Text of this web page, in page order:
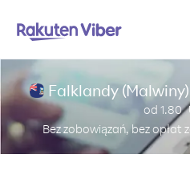
Falklandy
od 1.80
Bez zobowiązań, bez opłat